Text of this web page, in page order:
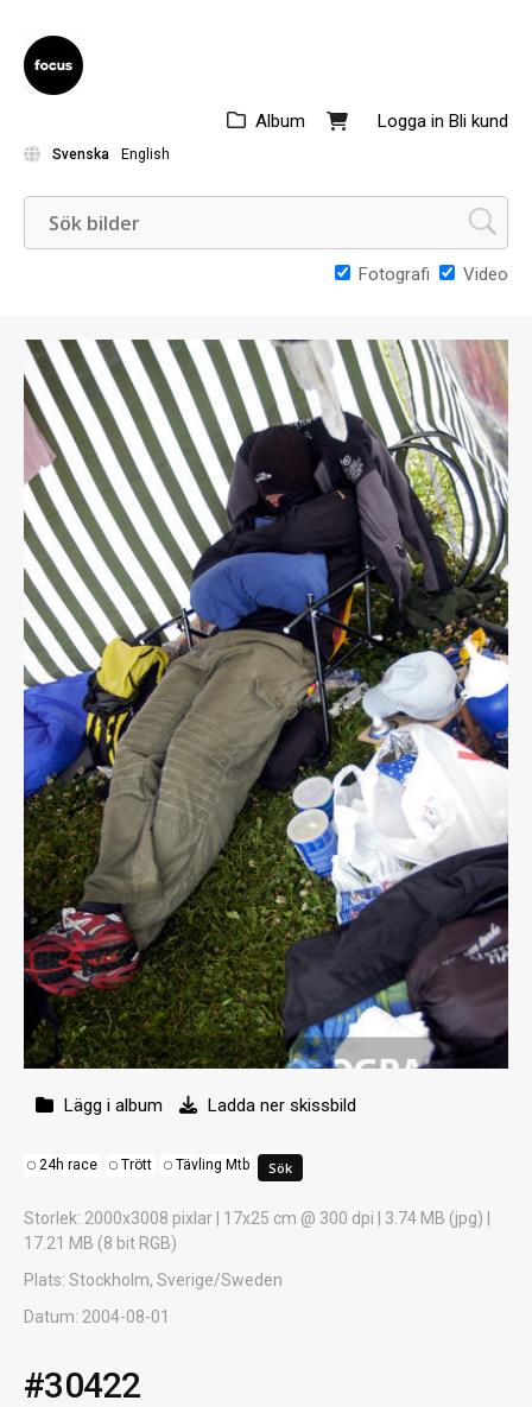
Logga in Bli kund
Album
Svenska English
Fotografi Video
Lägg i album Ladda ner skissbild
24h race Trött Tävling Mtb
Storlek: 2000x3008 pixlar | 17x25 cm @ 300 dpi | 3.74 MB (jpg) |
17.21 MB (8 bit RGB)
Plats: Stockholm, Sverige/Sweden
Datum: 2004-08-01
#30422